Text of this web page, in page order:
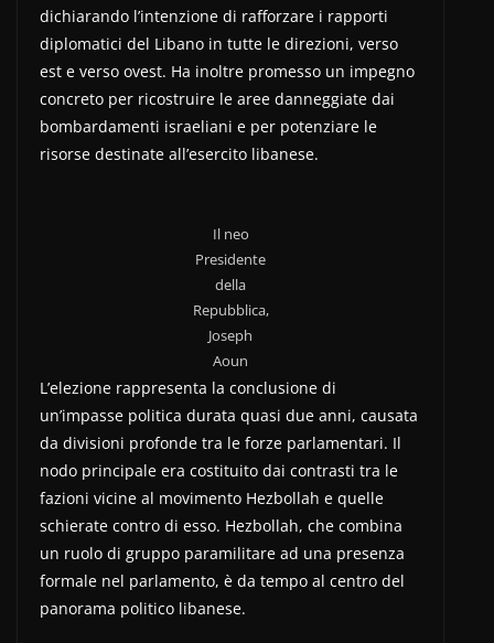
dichiarando l’intenzione di rafforzare i rapporti
diplomatici del Libano in tutte le direzioni, verso
est e verso ovest. Ha inoltre promesso un impegno
concreto per ricostruire le aree danneggiate dai
bombardamenti israeliani e per potenziare le
risorse destinate all’esercito libanese.
Il neo
Presidente
della
Repubblica,
Joseph
Aoun
L’elezione rappresenta la conclusione di
un’impasse politica durata quasi due anni, causata
da divisioni profonde tra le forze parlamentari. Il
nodo principale era costituito dai contrasti tra le
fazioni vicine al movimento Hezbollah e quelle
schierate contro di esso. Hezbollah, che combina
un ruolo di gruppo paramilitare ad una presenza
formale nel parlamento, è da tempo al centro del
panorama politico libanese.